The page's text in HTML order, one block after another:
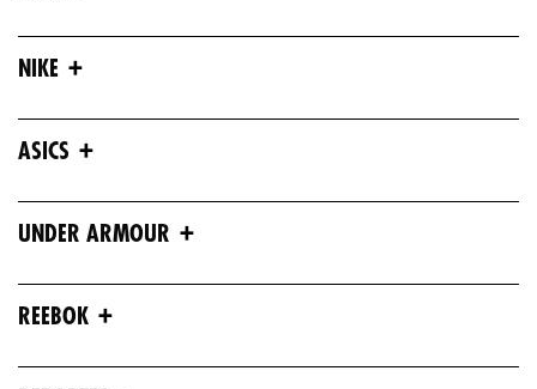
NIKE +
ASICS +
UNDER ARMOUR +
REEBOK +